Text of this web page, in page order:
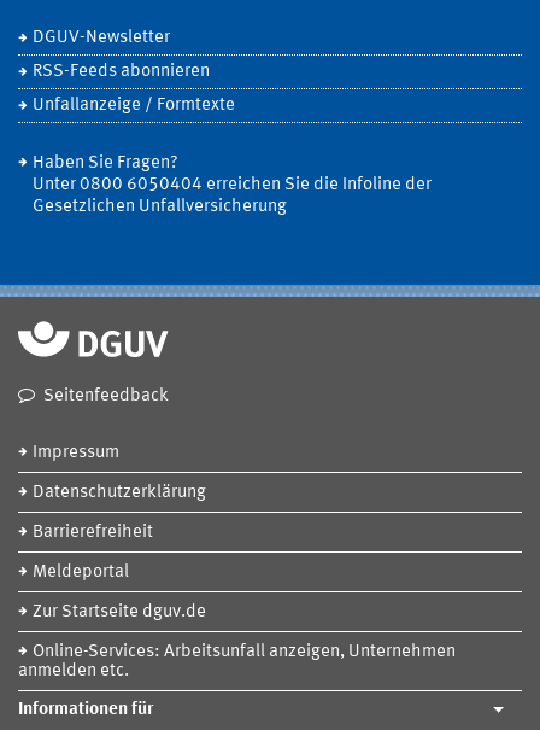
DGUV-Newsletter
RSS-Feeds abonnieren
Unfallanzeige / Formtexte
Haben Sie Fragen?
Unter 0800 6050404 erreichen Sie die Infoline der
Gesetzlichen Unfallversicherung
Seitenfeedback
Impressum
Datenschutzerklärung
Barrierefreiheit
Meldeportal
Zur Startseite dguv.de
Online-Services: Arbeitsunfall anzeigen, Unternehmen
anmelden etc.
Informationen für